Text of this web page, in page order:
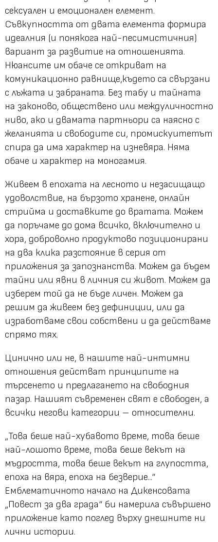
сексуален и емоционален елемент.
Съвкупността от двата елемента формира
идеалния (и понякога най-песимистичния)
вариант за развитие на отношенията.
Нюансите им обаче се откриват на
комуникационно равнище,където са свързани
с лъжата и забраната. Без табу и тайната
на законово, обществено или междуличностно
ниво, ако и двамата партньори са наясно с
желанията и свободите си, промискуитетът
спира да има характер на изневяра. Няма
обаче и характер на моногамия.
Живеем в епохата на лесното и незасищащо
удоволствие, на бързото хранене, онлайн
стрийма и доставките до вратата. Можем
да поръчаме до дома всичко, включително и
хора, доброволно продуктово позиционирани
на два клика разстояние в серия от
приложения за запознанства. Можем да бъдем
тайни или явни в личния си живот. Можем да
изберем той да не бъде личен. Можем да
решим да живеем без дефиниции, или да
изработваме свои собствени и да действаме
спрямо тях.
Цинично или не, в нашите най-интимни
отношения действат принципите на
търсенето и предлагането на свободния
пазар. Нашият съвременен свят е свободен, а
всички негови категории – относителни.
„Това беше най-хубавото време, това беше
най-лошото време, това беше векът на
мъдростта, това беше векът на глупостта,
епоха на вяра, епоха на безверие...“
Емблематичното начало на Дикенсовата
„Повест за два града“ би намерила съвършено
приложение като поглед върху днешните ни
лични истории.